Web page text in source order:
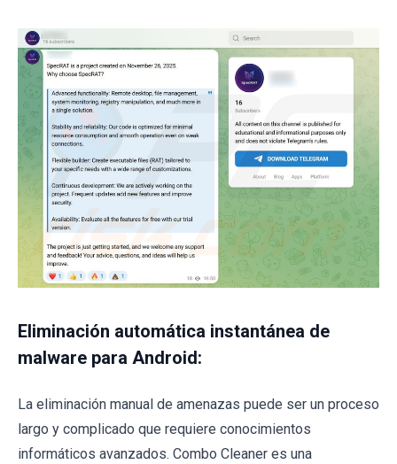
Eliminación automática instantánea de
malware para Android:
La eliminación manual de amenazas puede ser un proceso
largo y complicado que requiere conocimientos
informáticos avanzados. Combo Cleaner es una